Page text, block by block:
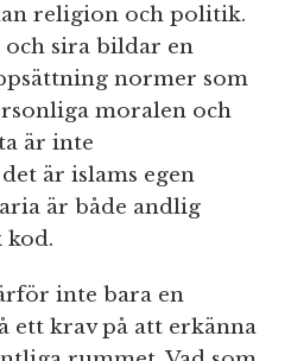
religion och politik.
sira bildar en
normer som
moralen och
är inte
är islams egen
är både andlig
kod.
inte bara en
ett krav på att erkänna